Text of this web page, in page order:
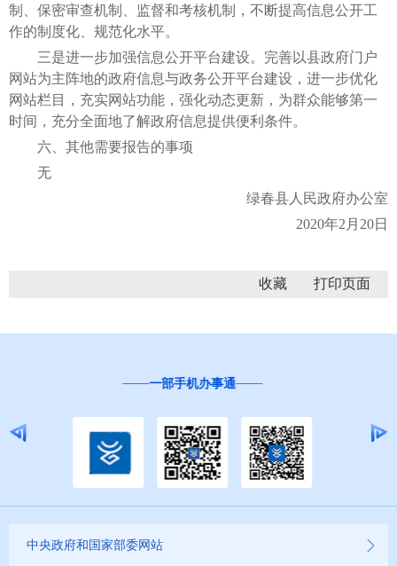
制、保密审查机制、监督和考核机制，不断提高信息公开工
作的制度化、规范化水平。
三是进一步加强信息公开平台建设。完善以县政府门户
网站为主阵地的政府信息与政务公开平台建设，进一步优化
网站栏目，充实网站功能，强化动态更新，为群众能够第一
时间，充分全面地了解政府信息提供便利条件。
六、其他需要报告的事项
无
绿春县人民政府办公室
2020年2月20日
收藏
“互联网+督查”
中央政府和国家部委网站